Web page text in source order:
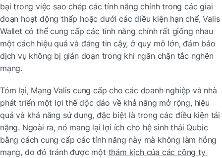
bại trong việc sao chép các tính năng chính trong các giai
đoạn hoạt động thấp hoặc dưới các điều kiện hạn chế, Valis
Wallet có thể cung cấp các tính năng chính rất giống nhau
một cách hiệu quả và đáng tin cậy, ở quy mô lớn, đảm bảo
dịch vụ không bị gián đoạn trong khi ngăn chặn tắc nghẽn
mạng.
Tóm lại, Mạng Valis cung cấp cho các doanh nghiệp và nhà
phát triển một lợi thế độc đáo về khả năng mở rộng, hiệu
quả và khả năng sử dụng, đặc biệt là trong các điều kiện tải
nặng. Ngoài ra, nó mang lại lợi ích cho hệ sinh thái Qubic
bằng cách cung cấp các tính năng này mà không làm hỏng
mạng, do đó tránh được một thảm kịch của các công ty